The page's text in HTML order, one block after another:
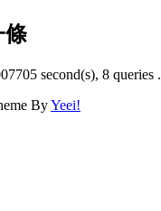
second(s), 8 queries .
ByYeei!